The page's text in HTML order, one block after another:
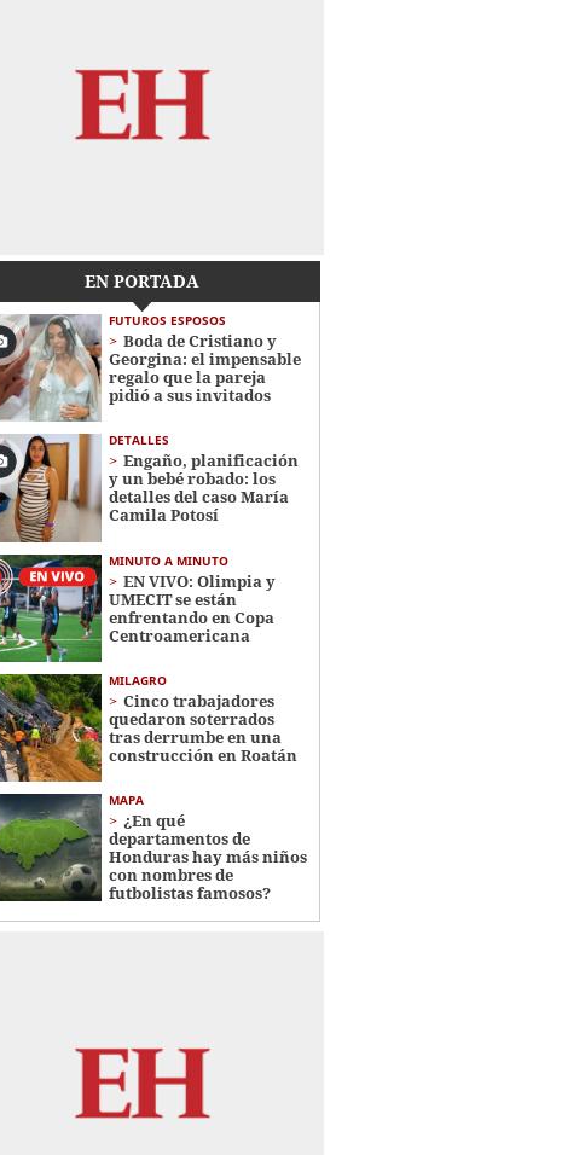
EN PORTADA
FUTUROS ESPOSOS
Boda de Cristiano y
Georgina: el impensable
regalo que la pareja
pidió a sus invitados
DETALLES
Engaño, planificación
y un bebé robado: los
detalles del caso María
Camila Potosí
MINUTO A MINUTO
EN VIVO: Olimpia y
UMECIT se están
enfrentando en Copa
Centroamericana
MILAGRO
Cinco trabajadores
quedaron soterrados
tras derrumbe en una
construcción en Roatán
MAPA
¿En qué
departamentos de
Honduras hay más niños
con nombres de
futbolistas famosos?